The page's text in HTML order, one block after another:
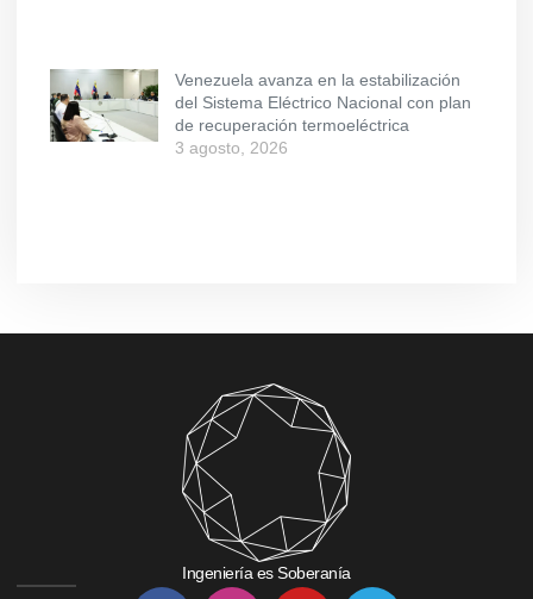
Venezuela avanza en la estabilización
del Sistema Eléctrico Nacional con plan
de recuperación termoeléctrica
3 agosto, 2026
Ingeniería es Soberanía